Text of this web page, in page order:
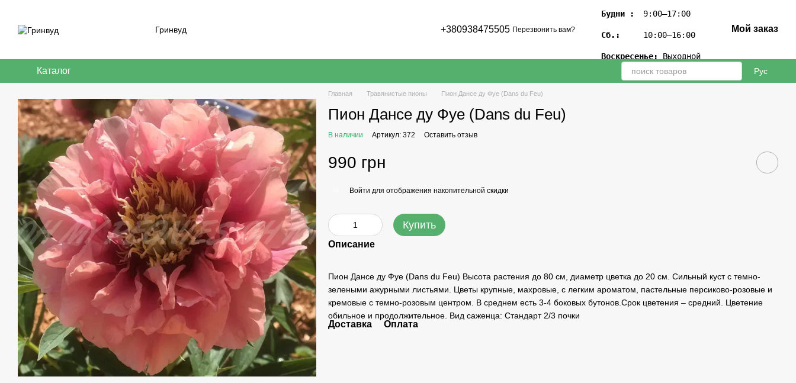
Гринвуд +380938475505 Перезвонить вам?
Будни : 9:00–17:00
Сб.: 10:00–16:00
Воскресенье: Выходной
Мой заказ
Каталог Рус
Главная Травянистые пионы Пион Дансе ду Фуе (Dans du Feu)
Пион Дансе ду Фуе (Dans du Feu)
В наличии Артикул: 372 Оставить отзыв
990 грн
Войти для отображения накопительной скидки
Купить
Описание
Пион Дансе ду Фуе (Dans du Feu) Высота растения до 80 см, диаметр цветка до 20 см. Сильный куст с темно-
зелеными ажурными листьями. Цветы крупные, махровые, с легким ароматом, пастельные персиково-розовые и
кремовые с темно-розовым центром. В среднем есть 3-4 боковых бутонов.Срок цветения – средний. Цветение
обильное и продолжительное. Вид саженца: Стандарт 2/3 почки
Доставка Оплата